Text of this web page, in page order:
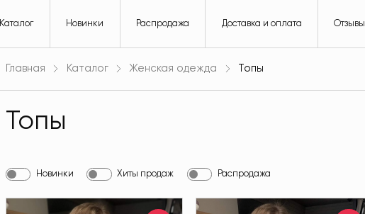
Каталог Новинки Распродажа Доставка и оплата Отзывы
Главная Каталог Женская одежда Топы
Топы
Новинки Хиты продаж Распродажа